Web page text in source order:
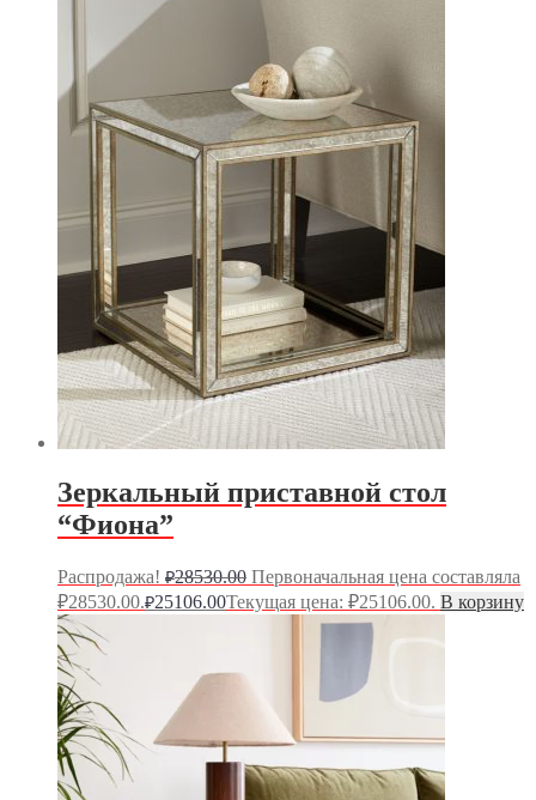
Зеркальный приставной стол
“Фиона”
Распродажа! ₽28530.00 Первоначальная цена составляла
₽28530.00.₽25106.00Текущая цена: ₽25106.00. В корзину